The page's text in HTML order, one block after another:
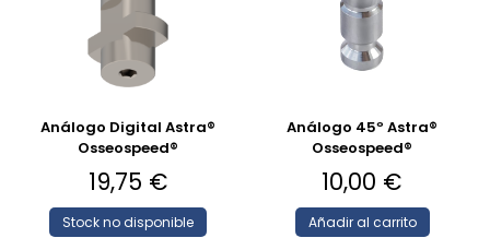
Análogo Digital Astra®
Osseospeed®
19,75 €
Stock no disponible
Análogo 45º Astra®
Osseospeed®
10,00 €
Añadir al carrito